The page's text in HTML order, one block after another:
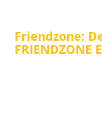
Friendzone:
FRIENDZONE